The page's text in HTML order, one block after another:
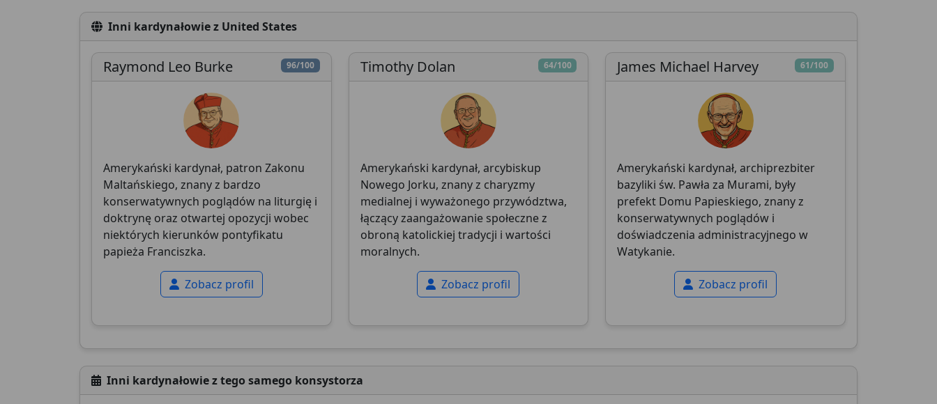
Inni kardynałowie z United States
96/100
Raymond Leo Burke
Amerykański kardynał, patron Zakonu
Maltańskiego, znany z bardzo
konserwatywnych poglądów na liturgię i
doktrynę oraz otwartej opozycji wobec
niektórych kierunków pontyfikatu
papieża Franciszka.
Zobacz profil
64/100
Timothy Dolan
Amerykański kardynał, arcybiskup
Nowego Jorku, znany z charyzmy
medialnej i wyważonego przywództwa,
łączący zaangażowanie społeczne z
obroną katolickiej tradycji i wartości
moralnych.
Zobacz profil
61/100
James Michael Harvey
Amerykański kardynał, archiprezbiter
bazyliki św. Pawła za Murami, były
prefekt Domu Papieskiego, znany z
konserwatywnych poglądów i
doświadczenia administracyjnego w
Watykanie.
Zobacz profil
Inni kardynałowie z tego samego konsystorza
Przekaż datek Później